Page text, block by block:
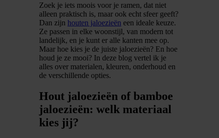
Zoek je iets moois voor je ramen, dat niet
alleen praktisch is, maar ook echt sfeer geeft?
Dan zijn houten jaloezieën een ideale keuze.
Ze passen in elke woonstijl, van modern tot
landelijk, en je kunt er alle kanten mee op.
Maar hoe kies je de juiste jaloezieën? En hoe
houd je ze mooi? In deze blog vertel ik je
alles over materialen, kleuren, onderhoud en
de verschillende opties.
Hout jaloezieën of bamboe
jaloezieën: welk materiaal
kies jij?